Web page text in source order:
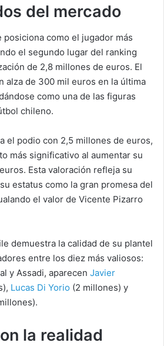
del mercado
posiciona como el jugador más
el segundo lugar del ranking
de 2,8 millones de euros. El
alza de 300 mil euros en la última
como una de las figuras
chileno.
el podio con 2,5 millones de euros,
más significativo al aumentar su
Esta valoración refleja su
estatus como la gran promesa del
el valor de Vicente Pizarro
demuestra la calidad de su plantel
entre los diez más valiosos:
y Assadi, aparecen Javier
Lucas Di Yorio (2 millones) y
la realidad